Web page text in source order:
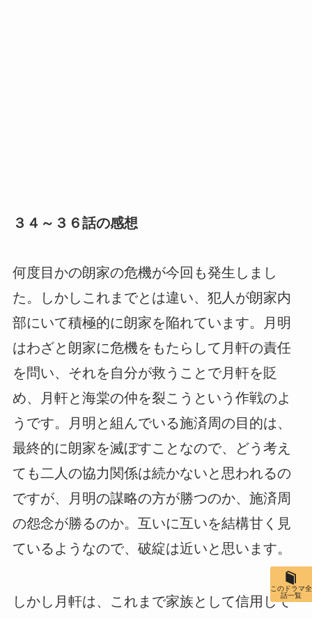
３４～３６話の感想
何度目かの朗家の危機が今回も発生しまし
た。しかしこれまでとは違い、犯人が朗家内
部にいて積極的に朗家を陥れています。月明
はわざと朗家に危機をもたらして月軒の責任
を問い、それを自分が救うことで月軒を貶
め、月軒と海棠の仲を裂こうという作戦のよ
うです。月明と組んでいる施済周の目的は、
最終的に朗家を滅ぼすことなので、どう考え
ても二人の協力関係は続かないと思われるの
ですが、月明の謀略の方が勝つのか、施済周
の怨念が勝るのか。互いに互いを結構甘く見
ているようなので、破綻は近いと思います。
しかし月軒は、これまで家族として信用して
このドラマ全
話一覧